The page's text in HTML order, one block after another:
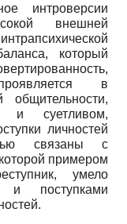
интроверсии
внешней
который
в
общительности,
и суетливом,
личностей
связаны с
примером
умело
и поступками